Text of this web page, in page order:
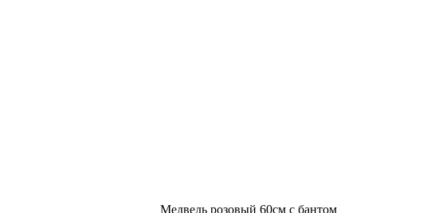
Медведь розовый 60см с бантом